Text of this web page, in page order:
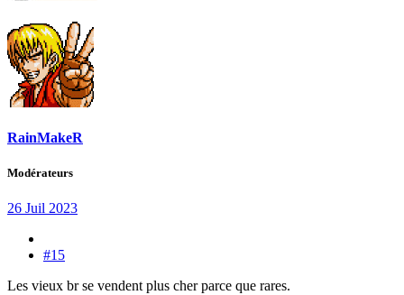
RainMakeR
Modérateurs
26 Juil 2023
#15
Les vieux br se vendent plus cher parce que rares.